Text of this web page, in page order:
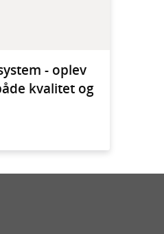
- oplev
kvalitet og